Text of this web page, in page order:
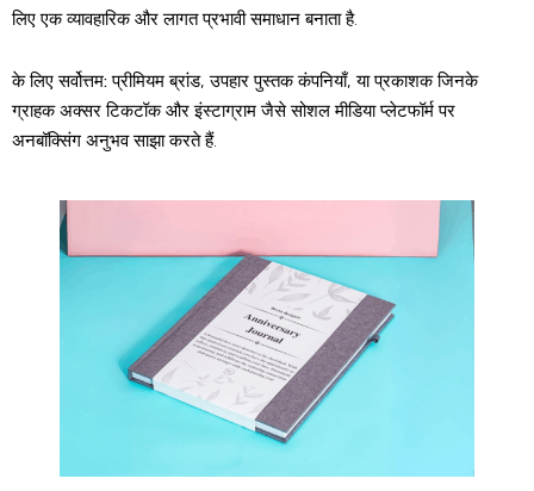
लिए एक व्यावहारिक और लागत प्रभावी समाधान बनाता है.
के लिए सर्वोत्तम:प्रीमियम ब्रांड, उपहार पुस्तक कंपनियाँ, या प्रकाशक जिनके
ग्राहक अक्सर टिकटॉक और इंस्टाग्राम जैसे सोशल मीडिया प्लेटफॉर्म पर
अनबॉक्सिंग अनुभव साझा करते हैं.